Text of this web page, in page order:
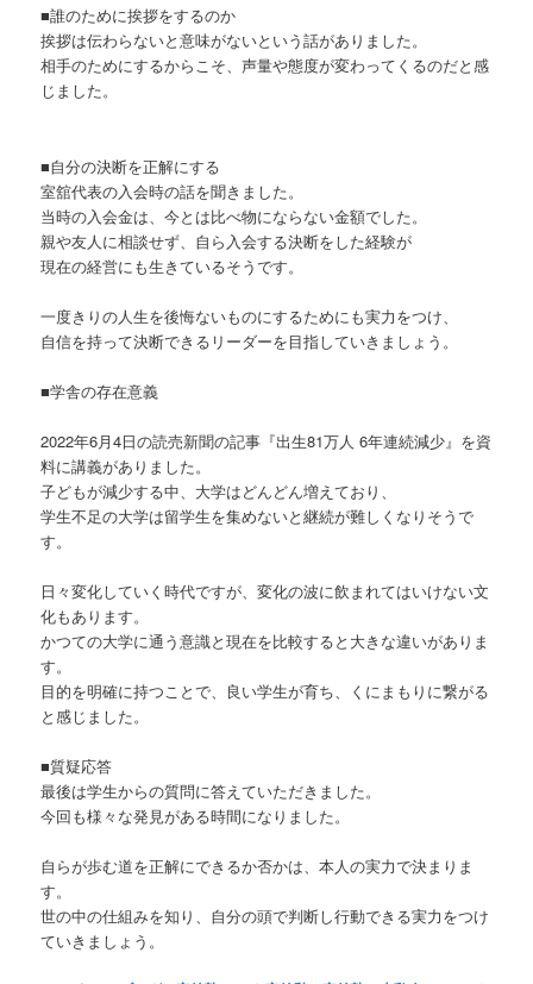
■誰のために挨拶をするのか
挨拶は伝わらないと意味がないという話がありました。
相手のためにするからこそ、声量や態度が変わってくるのだと感
じました。
■自分の決断を正解にする
室舘代表の入会時の話を聞きました。
当時の入会金は、今とは比べ物にならない金額でした。
親や友人に相談せず、自ら入会する決断をした経験が
現在の経営にも生きているそうです。
一度きりの人生を後悔ないものにするためにも実力をつけ、
自信を持って決断できるリーダーを目指していきましょう。
■学舎の存在意義
2022年6月4日の読売新聞の記事『出生81万人 6年連続減少』を資
料に講義がありました。
子どもが減少する中、大学はどんどん増えており、
学生不足の大学は留学生を集めないと継続が難しくなりそうで
す。
日々変化していく時代ですが、変化の波に飲まれてはいけない文
化もあります。
かつての大学に通う意識と現在を比較すると大きな違いがありま
す。
目的を明確に持つことで、良い学生が育ち、くにまもりに繋がる
と感じました。
■質疑応答
最後は学生からの質問に答えていただきました。
今回も様々な発見がある時間になりました。
自らが歩む道を正解にできるか否かは、本人の実力で決まりま
す。
世の中の仕組みを知り、自分の頭で判断し行動できる実力をつけ
ていきましょう。